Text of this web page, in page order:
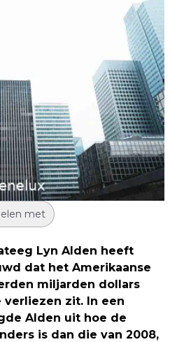
met
Lyn Alden heeft
dat het Amerikaanse
miljarden dollars
zit. In een
Alden uit hoe de
is dan die van 2008,